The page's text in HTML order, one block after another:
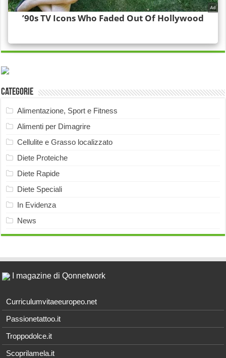
Categorie
Alimentazione, Sport e Fitness
Alimenti per Dimagrire
Cellulite e Grasso localizzato
Diete Proteiche
Diete Rapide
Diete Speciali
In Evidenza
News
I magazine di Qonnetwork
Curriculumvitaeeuropeo.net
Passionetattoo.it
Troppodolce.it
Scoprilamela.it